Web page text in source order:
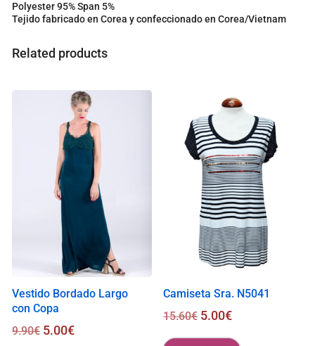
t
o
a
Polyester 95% Span 5%
Tejido fabricado en Corea y confeccionado en Corea/Vietnam
Related products
Vestido Bordado Largo
con Copa
9.90€ 5.00€
Camiseta Sra. N5041
15.60€ 5.00€